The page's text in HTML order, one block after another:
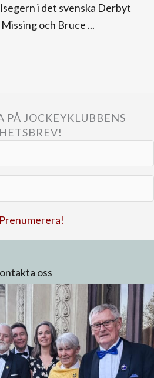
i det svenska Derbyt
och Bruce ...
PÅ JOCKEYKLUBBENS
Prenumerera!
oss